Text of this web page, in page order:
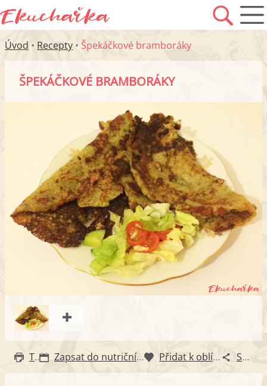
Úvod • Recepty • Špekáčkové bramboráky
ŠPEKÁČKOVÉ BRAMBORÁKY
Tisk Zapsat do nutričního diáře Přidat k oblíbeným Sdílet